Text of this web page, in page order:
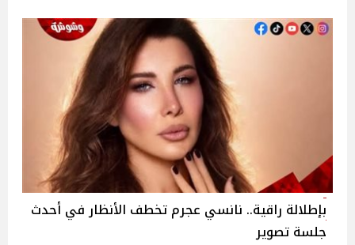
بإطلالة راقية.. نانسي عجرم تخطف الأنظار في أحدث
جلسة تصوير